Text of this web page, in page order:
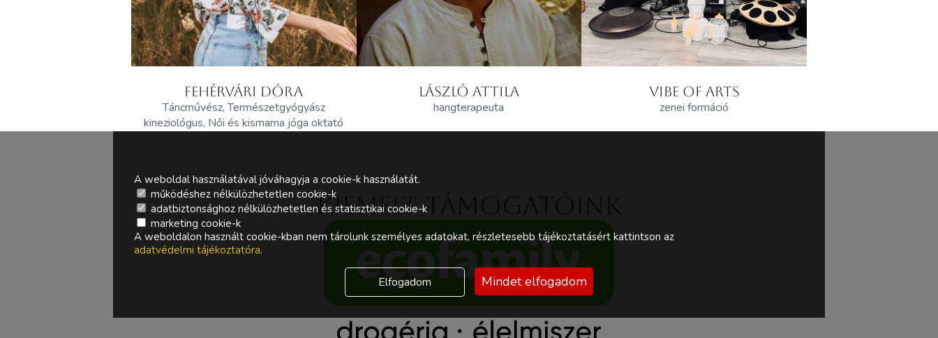
FEHÉRVÁRI DÓRA
Táncművész, Természetgyógyász
kineziológus, Női és kismama jóga oktató
LÁSZLÓ ATTILA
hangterapeuta
VIBE OF ARTS
zenei formáció
Kiemelt támogatóink
A weboldal használatával jóváhagyja a cookie-k használatát.
működéshez nélkülözhetetlen cookie-k
adatbiztonsághoz nélkülözhetetlen és statisztikai cookie-k
marketing cookie-k
A weboldalon használt cookie-kban nem tárolunk személyes adatokat, részletesebb tájékoztatásért kattintson az
adatvédelmi tájékoztatóra.
Elfogadom Mindet elfogadom